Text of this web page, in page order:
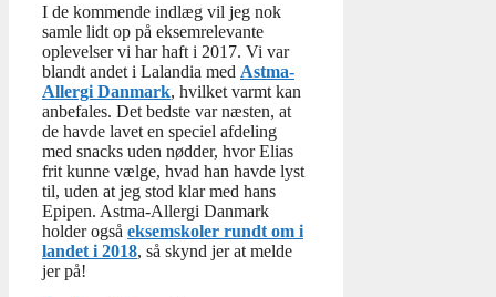
I de kommende indlæg vil jeg nok
samle lidt op på eksemrelevante
oplevelser vi har haft i 2017. Vi var
blandt andet i Lalandia med Astma-
Allergi Danmark, hvilket varmt kan
anbefales. Det bedste var næsten, at
de havde lavet en speciel afdeling
med snacks uden nødder, hvor Elias
frit kunne vælge, hvad han havde lyst
til, uden at jeg stod klar med hans
Epipen. Astma-Allergi Danmark
holder også eksemskoler rundt om i
landet i 2018, så skynd jer at melde
jer på!